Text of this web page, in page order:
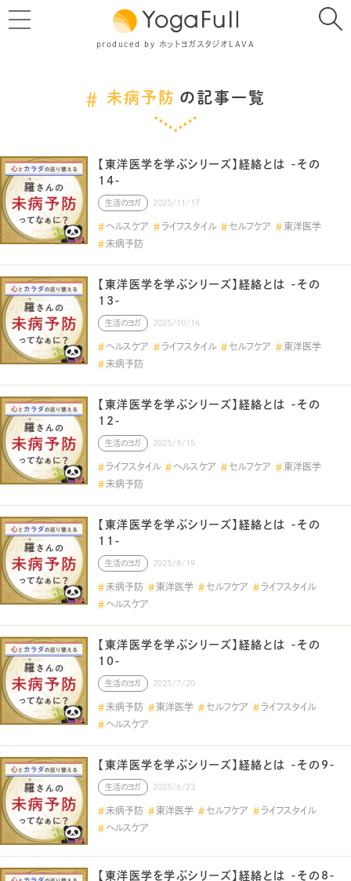
produced by ホットヨガスタジオLAVA
未病予防 の記事一覧
【東洋医学を学ぶシリーズ】経絡とは -その
14-
生活のヨガ 2025/11/17
ヘルスケア ライフスタイル セルフケア
東洋医学
未病予防
【東洋医学を学ぶシリーズ】経絡とは -その
13-
生活のヨガ 2025/10/16
ヘルスケア ライフスタイル セルフケア
東洋医学
未病予防
【東洋医学を学ぶシリーズ】経絡とは -その
12-
生活のヨガ 2025/9/15
ライフスタイル ヘルスケア セルフケア
東洋医学
未病予防
【東洋医学を学ぶシリーズ】経絡とは -その
11-
生活のヨガ 2025/8/19
未病予防 東洋医学 セルフケア
ライフスタイル
ヘルスケア
【東洋医学を学ぶシリーズ】経絡とは -その
10-
生活のヨガ 2025/7/20
未病予防 東洋医学 セルフケア
ライフスタイル
ヘルスケア
【東洋医学を学ぶシリーズ】経絡とは -その9-
生活のヨガ 2025/6/23
未病予防 東洋医学 セルフケア
ライフスタイル
ヘルスケア
【東洋医学を学ぶシリーズ】経絡とは -その8-